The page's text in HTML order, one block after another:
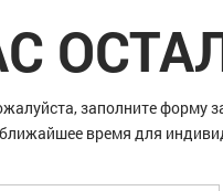
заполните форму
ближайшее время для